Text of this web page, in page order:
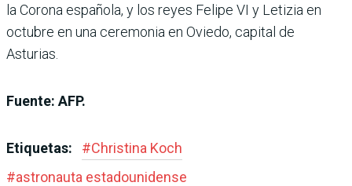
la Corona española, y los reyes Felipe VI y Letizia en
octubre en una ceremonia en Oviedo, capital de
Asturias.
Fuente: AFP.
Etiquetas: #Christina Koch
#astronauta estadounidense